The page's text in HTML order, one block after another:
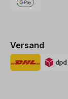
Versand